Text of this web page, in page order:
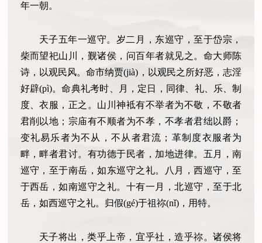
年一朝。
天子五年一巡守。岁二月，东巡守，至于岱宗，
柴而望祀山川，觐诸侯，问百年者就见之。命大师陈
诗，以观民风。命市纳贾(jià)，以观民之所好恶，志淫
好辟(pì)。命典礼考时、月，定日，同律、礼、乐、制
度、衣服，正之。山川神袛有不举者为不敬，不敬者
君削以地；宗庙有不顺者为不孝，不孝者君绌以爵；
变礼易乐者为不从，不从者君流；革制度衣服者为
畔，畔者君讨。有功德于民者，加地进律。五月，南
巡守，至于南岳，如东巡守之礼。八月，西巡守，至
于西岳，如南巡守之礼。十有一月，北巡守，至于北
岳，如西巡守之礼。归假(gé)于祖祢(nǐ)，用特。
天子将出，类乎上帝，宜乎社，造乎祢。诸侯将